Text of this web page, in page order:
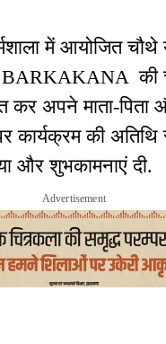
में आयोजित चौथे
की
कर अपने माता-पिता
कार्यक्रम की अतिथि
और शुभकामनाएं दी.
Advertisement